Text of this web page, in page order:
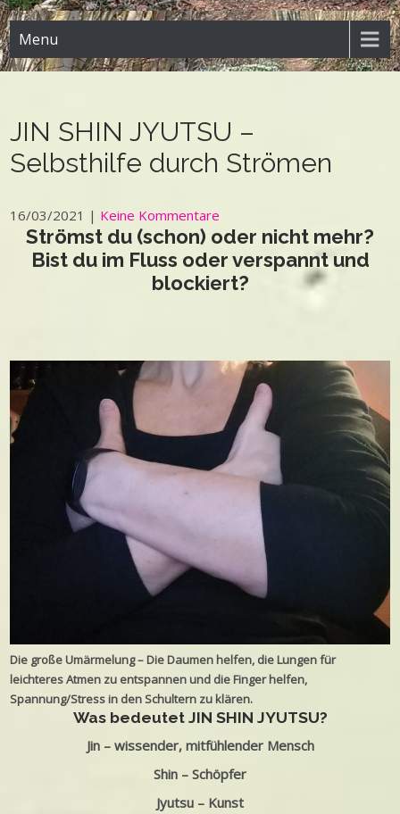
Menu
JIN SHIN JYUTSU –
Selbsthilfe durch Strömen
16/03/2021 | Keine Kommentare
Strömst du (schon) oder nicht mehr?
Bist du im Fluss oder verspannt und
blockiert?
Die große Umärmelung – Die Daumen helfen, die Lungen für
leichteres Atmen zu entspannen und die Finger helfen,
Spannung/Stress in den Schultern zu klären.
Was bedeutet JIN SHIN JYUTSU?
Jin – wissender, mitfühlender Mensch
Shin – Schöpfer
Jyutsu – Kunst